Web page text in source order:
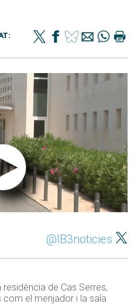
@IB3noticies
de Cas Serres,
el menjador i la sala